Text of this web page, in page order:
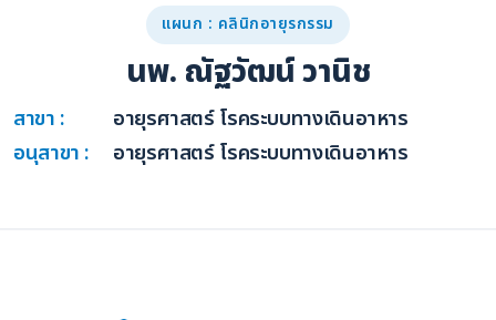
แผนก : คลินิกอายุรกรรม
นพ. ณัฐวัฒน์ วานิช
สาขา :
อายุรศาสตร์ โรคระบบทางเดินอาหาร
อนุสาขา :
อายุรศาสตร์ โรคระบบทางเดินอาหาร